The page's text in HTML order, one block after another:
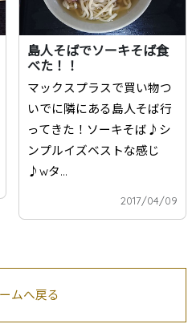
島人そばでソーキそば食
べた！！
マックスプラスで買い物つ
いでに隣にある島人そば行
ってきた！ソーキそば♪シ
ンプルイズベストな感じ
♪wタ...
2017/04/09
ムへ戻る